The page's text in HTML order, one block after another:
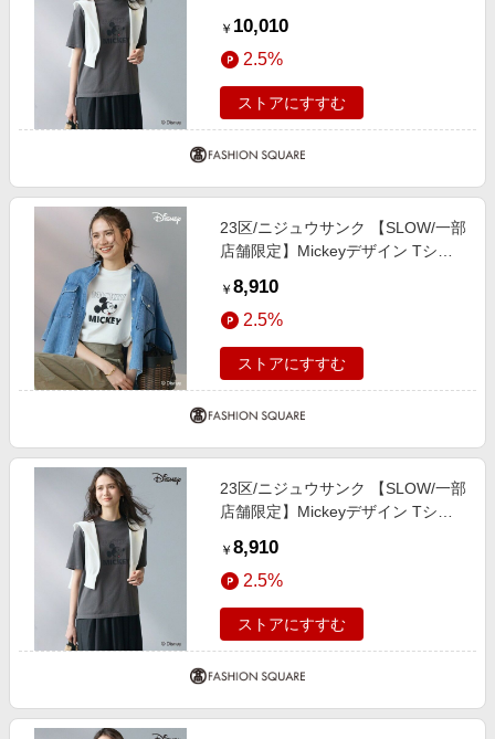
ツ スチール 46
￥ 10,010
2.5%
ストアにすすむ
23区/ニジュウサンク 【SLOW/一部
店舗限定】Mickeyデザイン Tシャ
￥ 8,910
2.5%
ストアにすすむ
23区/ニジュウサンク 【SLOW/一部
店舗限定】Mickeyデザイン Tシャ
￥ 8,910
2.5%
ストアにすすむ